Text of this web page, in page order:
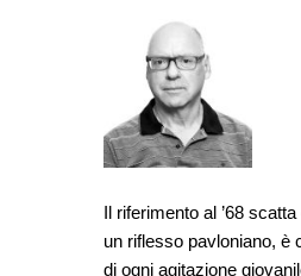
Il riferimento al ’68
un riflesso pavloniano, è
di ogni agitazione